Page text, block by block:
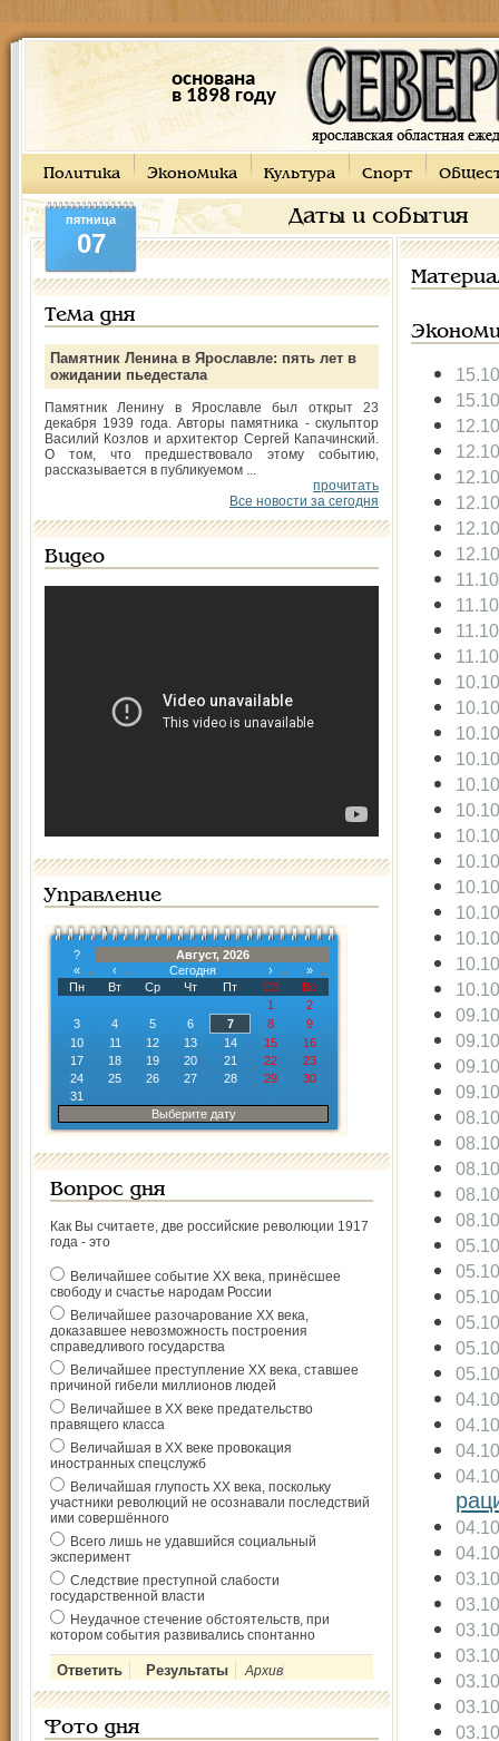
основана
в 1898 году
Политика Экономика Культура Спорт
Даты и события
пятница
07
Тема дня
Памятник Ленина в Ярославле: пять лет в
ожидании пьедестала
Памятник Ленину в Ярославле был открыт 23
декабря 1939 года. Авторы памятника - скульптор
Василий Козлов и архитектор Сергей Капачинский.
О том, что предшествовало этому событию,
рассказывается в публикуемом ...
прочитать
Все новости за сегодня
Видео
Управление
?
Август, 2026
«
‹ Сегодня ›
»
Пн
Вт Ср Чт Пт Сб
Вс
1
2
3
4 5 6 7 8
9
10
11 12 13 14 15
16
17
18 19 20 21 22
23
24
25 26 27 28 29
30
31
Выберите дату
Вопрос дня
Как Вы считаете, две российские революции 1917
года - это
Величайшее событие ХХ века, принёсшее
свободу и счастье народам России
Величайшее разочарование ХХ века,
доказавшее невозможность построения
справедливого государства
Величайшее преступление ХХ века, ставшее
причиной гибели миллионов людей
Величайшее в ХХ веке предательство
правящего класса
Величайшая в ХХ веке провокация
иностранных спецслужб
Величайшая глупость ХХ века, поскольку
участники революций не осознавали последствий
ими совершённого
Всего лишь не удавшийся социальный
эксперимент
Следствие преступной слабости
государственной власти
Неудачное стечение обстоятельств, при
котором события развивались спонтанно
Архив
Фото дня